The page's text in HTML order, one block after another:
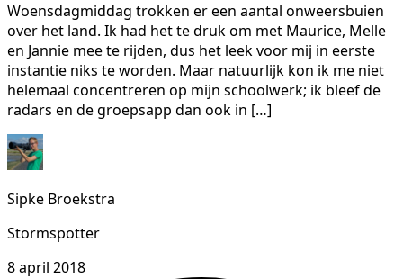
Woensdagmiddag trokken er een aantal onweersbuien
over het land. Ik had het te druk om met Maurice, Melle
en Jannie mee te rijden, dus het leek voor mij in eerste
instantie niks te worden. Maar natuurlijk kon ik me niet
helemaal concentreren op mijn schoolwerk; ik bleef de
radars en de groepsapp dan ook in […]
Sipke Broekstra
Stormspotter
8 april 2018